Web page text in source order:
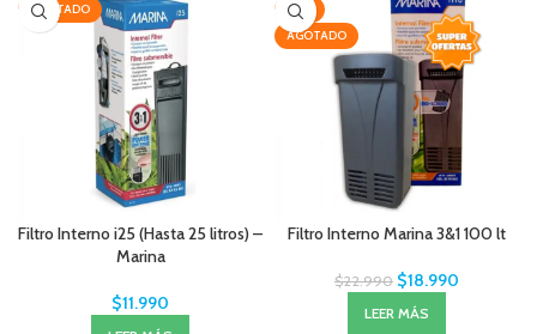
AGOTADO
Filtro Interno i25 (Hasta 25 litros) –
Marina
$11.990
-17%
AGOTADO
Filtro Interno Marina 3&1 100 lt
$22.990 $18.990
LEER MÁS